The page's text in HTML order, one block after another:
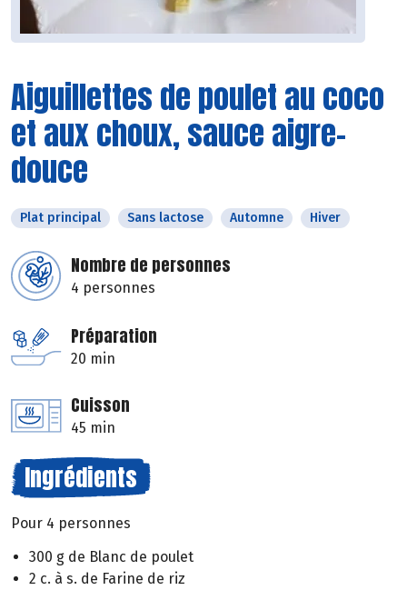
Aiguillettes de poulet au coco
et aux choux, sauce aigre-
douce
Plat principal Sans lactose Automne Hiver
Nombre de personnes
4 personnes
Préparation
20 min
Cuisson
45 min
Ingrédients
Pour 4 personnes
300 g de Blanc de poulet
2 c. à s. de Farine de riz